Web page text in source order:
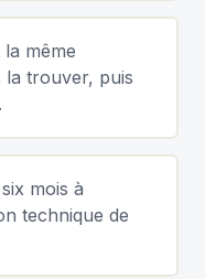
même
la trouver, puis
mois à
technique de